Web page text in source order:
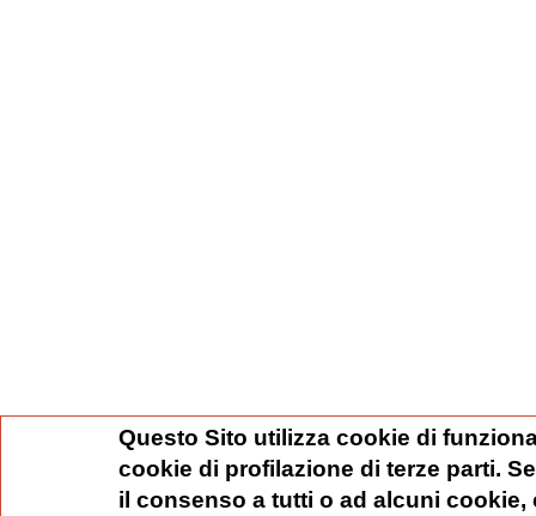
Questo Sito utilizza cookie di
cookie di profilazione di terze parti.
il consenso a tutti o ad alcuni